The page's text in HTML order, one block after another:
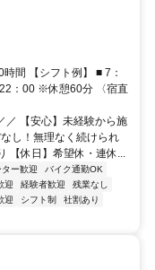
間 【シフト例】 ■ 7：
：00 ※休憩60分 〈宿直
／ 【安心】未経験から施
し！無理なく続けられ
【休日】希望休・連休...
ター歓迎
バイク通勤OK
迎 経験者歓迎
残業なし
迎 シフト制
社割あり